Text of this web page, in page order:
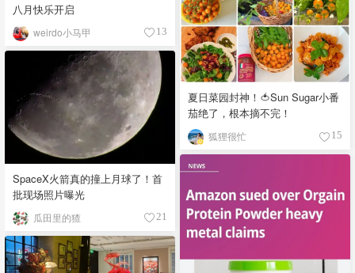
八月快乐开启
weirdo小马甲 13
夏日菜园封神！🍅Sun Sugar小番
茄绝了，根本摘不完！
狐狸很忙 15
SpaceX火箭真的撞上月球了！首
批现场照片曝光
瓜田里的猹 21